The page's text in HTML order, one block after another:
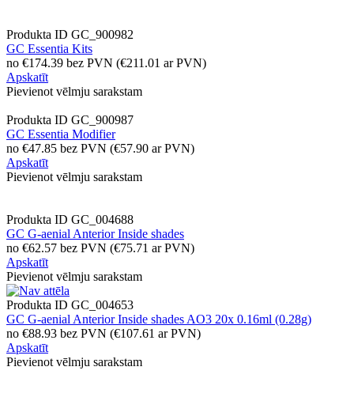
Produkta ID GC_900982
GC Essentia Kits
no €174.39 bez PVN (€211.01 ar PVN)
Apskatīt
Pievienot vēlmju sarakstam
Produkta ID GC_900987
GC Essentia Modifier
no €47.85 bez PVN (€57.90 ar PVN)
Apskatīt
Pievienot vēlmju sarakstam
Produkta ID GC_004688
GC G-aenial Anterior Inside shades
no €62.57 bez PVN (€75.71 ar PVN)
Apskatīt
Pievienot vēlmju sarakstam
Produkta ID GC_004653
GC G-aenial Anterior Inside shades AO3 20x 0.16ml (0.28g)
no €88.93 bez PVN (€107.61 ar PVN)
Apskatīt
Pievienot vēlmju sarakstam